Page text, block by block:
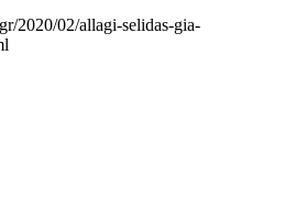
2020/02/allagi-selidas-gia-